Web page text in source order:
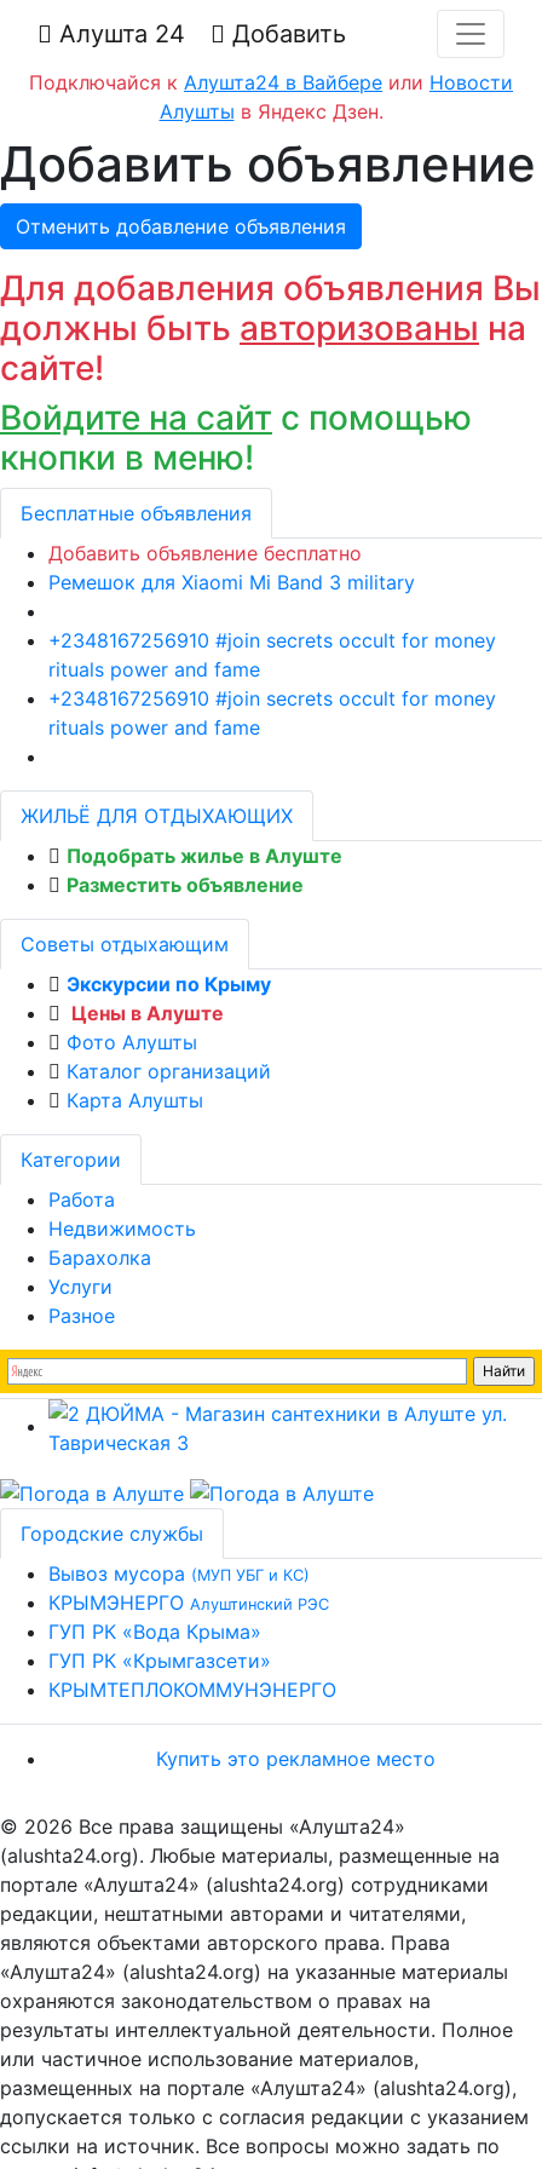
Алушта 24 Добавить
Подключайся к Алушта24 в Вайбере или Новости
Алушты в Яндекс Дзен.
Добавить объявление
Отменить добавление объявления
Для добавления объявления Вы
должны быть авторизованы на
сайте!
Войдите на сайт c помощью
кнопки в меню!
Бесплатные объявления
Добавить объявление бесплатно
Ремешок для Xiaomi Mi Band 3 military
+2348167256910 #join secrets occult for money
rituals power and fame
+2348167256910 #join secrets occult for money
rituals power and fame
ЖИЛЬЁ ДЛЯ ОТДЫХАЮЩИХ
Подобрать жилье в Алуште
Разместить объявление
Советы отдыхающим
Экскурсии по Крыму
Цены в Алуште
Фото Алушты
Каталог организаций
Карта Алушты
Категории
Работа
Недвижимость
Барахолка
Услуги
Разное
Городские службы
Вывоз мусора (МУП УБГ и КС)
КРЫМЭНЕРГО Алуштинский РЭС
ГУП РК «Вода Крыма»
ГУП РК «Крымгазсети»
КРЫМТЕПЛОКОММУНЭНЕРГО
Купить это рекламное место
© 2026 Все права защищены «Алушта24»
(alushta24.org). Любые материалы, размещенные на
портале «Алушта24» (alushta24.org) сотрудниками
редакции, нештатными авторами и читателями,
являются объектами авторского права. Права
«Алушта24» (alushta24.org) на указанные материалы
охраняются законодательством о правах на
результаты интеллектуальной деятельности. Полное
или частичное использование материалов,
размещенных на портале «Алушта24» (alushta24.org),
допускается только с согласия редакции с указанием
ссылки на источник. Все вопросы можно задать по